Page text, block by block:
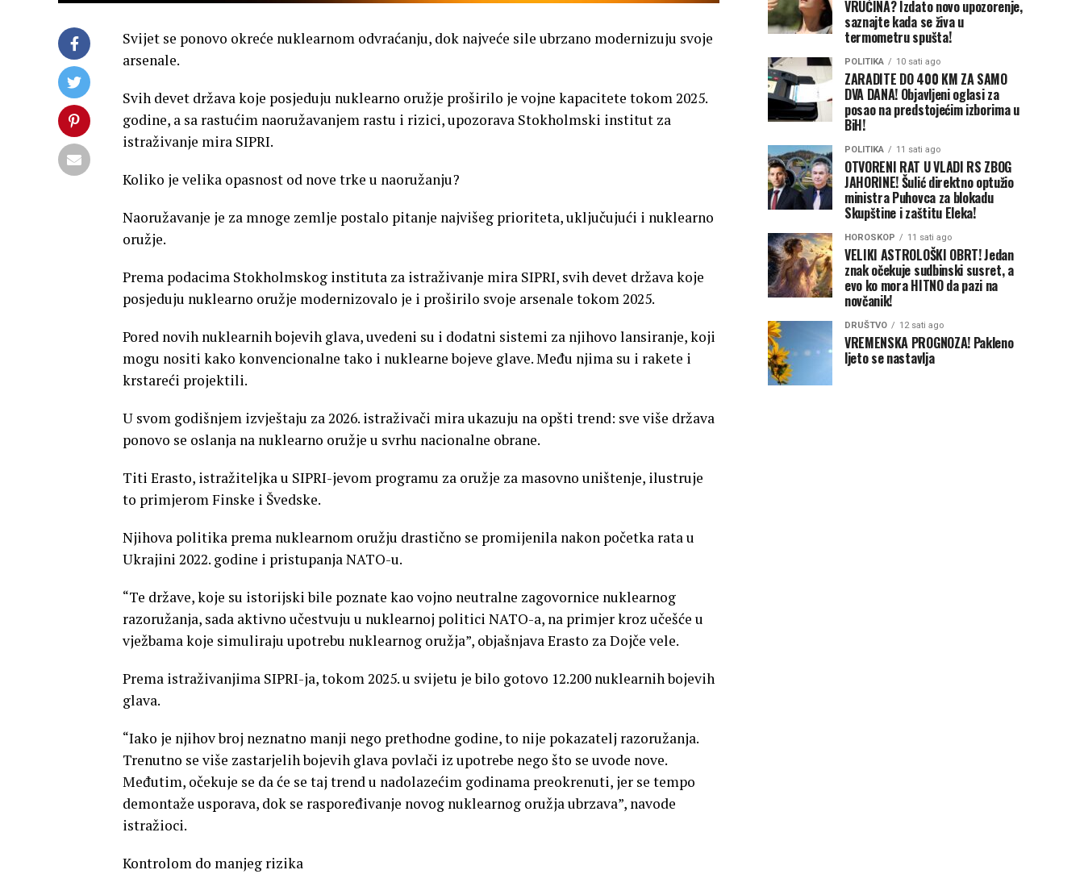
Svijet se ponovo okreće nuklearnom odvraćanju, dok najveće sile ubrzano modernizuju svoje
arsenale.
Svih devet država koje posjeduju nuklearno oružje proširilo je vojne kapacitete tokom 2025.
godine, a sa rastućim naoružavanjem rastu i rizici, upozorava Stokholmski institut za
istraživanje mira SIPRI.
Koliko je velika opasnost od nove trke u naoružanju?
Naoružavanje je za mnoge zemlje postalo pitanje najvišeg prioriteta, uključujući i nuklearno
oružje.
Prema podacima Stokholmskog instituta za istraživanje mira SIPRI, svih devet država koje
posjeduju nuklearno oružje modernizovalo je i proširilo svoje arsenale tokom 2025.
Pored novih nuklearnih bojevih glava, uvedeni su i dodatni sistemi za njihovo lansiranje, koji
mogu nositi kako konvencionalne tako i nuklearne bojeve glave. Među njima su i rakete i
krstareći projektili.
U svom godišnjem izvještaju za 2026. istraživači mira ukazuju na opšti trend: sve više država
ponovo se oslanja na nuklearno oružje u svrhu nacionalne obrane.
Titi Erasto, istražiteljka u SIPRI-jevom programu za oružje za masovno uništenje, ilustruje
to primjerom Finske i Švedske.
Njihova politika prema nuklearnom oružju drastično se promijenila nakon početka rata u
Ukrajini 2022. godine i pristupanja NATO-u.
“Te države, koje su istorijski bile poznate kao vojno neutralne zagovornice nuklearnog
razoružanja, sada aktivno učestvuju u nuklearnoj politici NATO-a, na primjer kroz učešće u
vježbama koje simuliraju upotrebu nuklearnog oružja”, objašnjava Erasto za Dojče vele.
Prema istraživanjima SIPRI-ja, tokom 2025. u svijetu je bilo gotovo 12.200 nuklearnih bojevih
glava.
“Iako je njihov broj neznatno manji nego prethodne godine, to nije pokazatelj razoružanja.
Trenutno se više zastarjelih bojevih glava povlači iz upotrebe nego što se uvode nove.
Međutim, očekuje se da će se taj trend u nadolazećim godinama preokrenuti, jer se tempo
demontaže usporava, dok se raspoređivanje novog nuklearnog oružja ubrzava”, navode
istražioci.
Kontrolom do manjeg rizika
VRUĆINA? Izdato novo upozorenje,
saznajte kada se živa u
termometru spušta!
POLITIKA 10 sati ago
ZARADITE DO 400 KM ZA SAMO
DVA DANA! Objavljeni oglasi za
posao na predstojećim izborima u
BiH!
POLITIKA 11 sati ago
OTVORENI RAT U VLADI RS ZBOG
JAHORINE! Šulić direktno optužio
ministra Puhovca za blokadu
Skupštine i zaštitu Eleka!
HOROSKOP 11 sati ago
VELIKI ASTROLOŠKI OBRT! Jedan
znak očekuje sudbinski susret, a
evo ko mora HITNO da pazi na
novčanik!
DRUŠTVO 12 sati ago
VREMENSKA PROGNOZA! Pakleno
ljeto se nastavlja